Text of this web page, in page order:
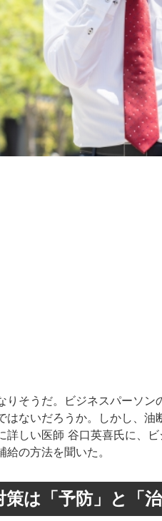
りそうだ。ビジネスパーソ
はないだろうか。しかし、
詳しい医師 谷口英喜氏に、
給の方法を聞いた。
策は「予防」と「